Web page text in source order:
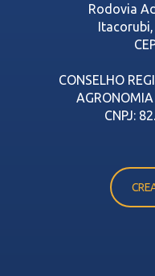
Rodovia
CONSELHO
CNPJ: